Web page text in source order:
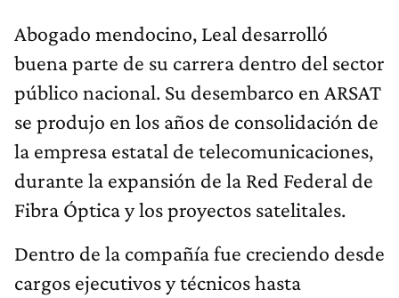
Abogado mendocino, Leal desarrolló
buena parte de su carrera dentro del sector
público nacional. Su desembarco en ARSAT
se produjo en los años de consolidación de
la empresa estatal de telecomunicaciones,
durante la expansión de la Red Federal de
Fibra Óptica y los proyectos satelitales.
Dentro de la compañía fue creciendo desde
cargos ejecutivos y técnicos hasta